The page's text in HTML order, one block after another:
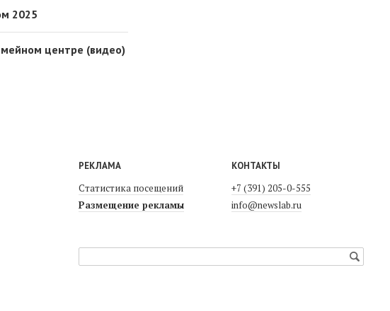
2025
центре (видео)
РЕКЛАМА
Статистика посещений
Размещение рекламы
КОНТАКТЫ
+7 (391) 205-0-555
info@newslab.ru